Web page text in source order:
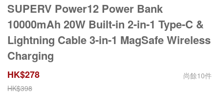
SUPERV Power12 Power Bank
10000mAh 20W Built-in 2-in-1 Type-C &
Lightning Cable 3-in-1 MagSafe Wireless
Charging
HK$278 尚餘10件
HK$398